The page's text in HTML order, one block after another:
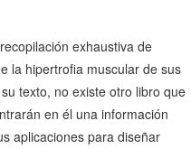
exhaustiva de
la hipertrofia muscular de sus
texto, no existe otro libro que
en él una información
aplicaciones para diseñar